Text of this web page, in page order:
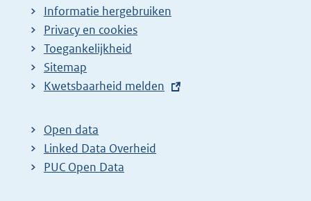
Informatie hergebruiken
Privacy en cookies
Toegankelijkheid
Sitemap
E
t
e
r
Kwetsbaarheid melden
Open data
Linked Data Overheid
PUC Open Data